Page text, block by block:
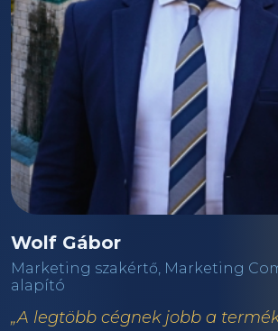
Wolf Gábor
Marketing szakértő, Marketing
alapító
„A legtöbb cégnek jobb a